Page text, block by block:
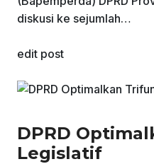
diskusi ke sejumlah…
edit post
DPRD
Legislatif